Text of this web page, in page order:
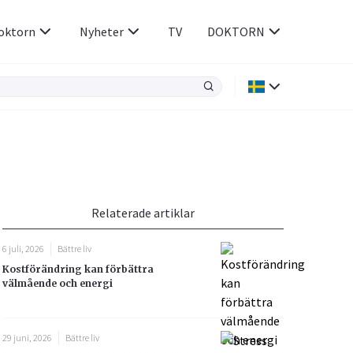
Rökavvänjning
Rörelseapparaten
Sex & Samliv
Sömn & Stress
Nyheter TV DOKTORN
Relaterade artiklar
6 juli, 2026
Bättre liv
Kostförändring kan förbättra
välmående och energi
29 juni, 2026
Bättre liv